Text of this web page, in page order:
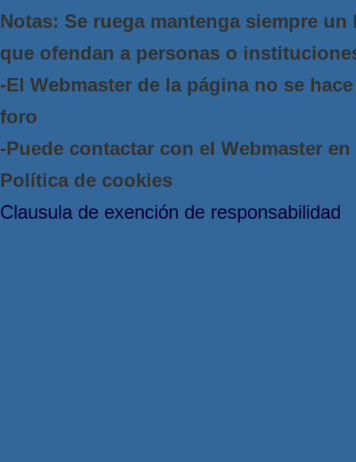
Notas: Se ruega mantenga siempre
que ofendan a personas o
-El Webmaster de la página no se
foro
-Puede contactar con el Webmaster
Política de cookies
Clausula de exención de responsabilidad